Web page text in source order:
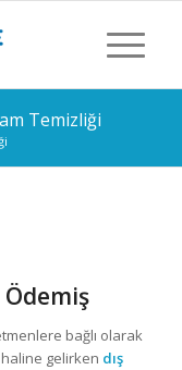
Temizliği
Ödemiş
bağlı olarak
gelirken dış